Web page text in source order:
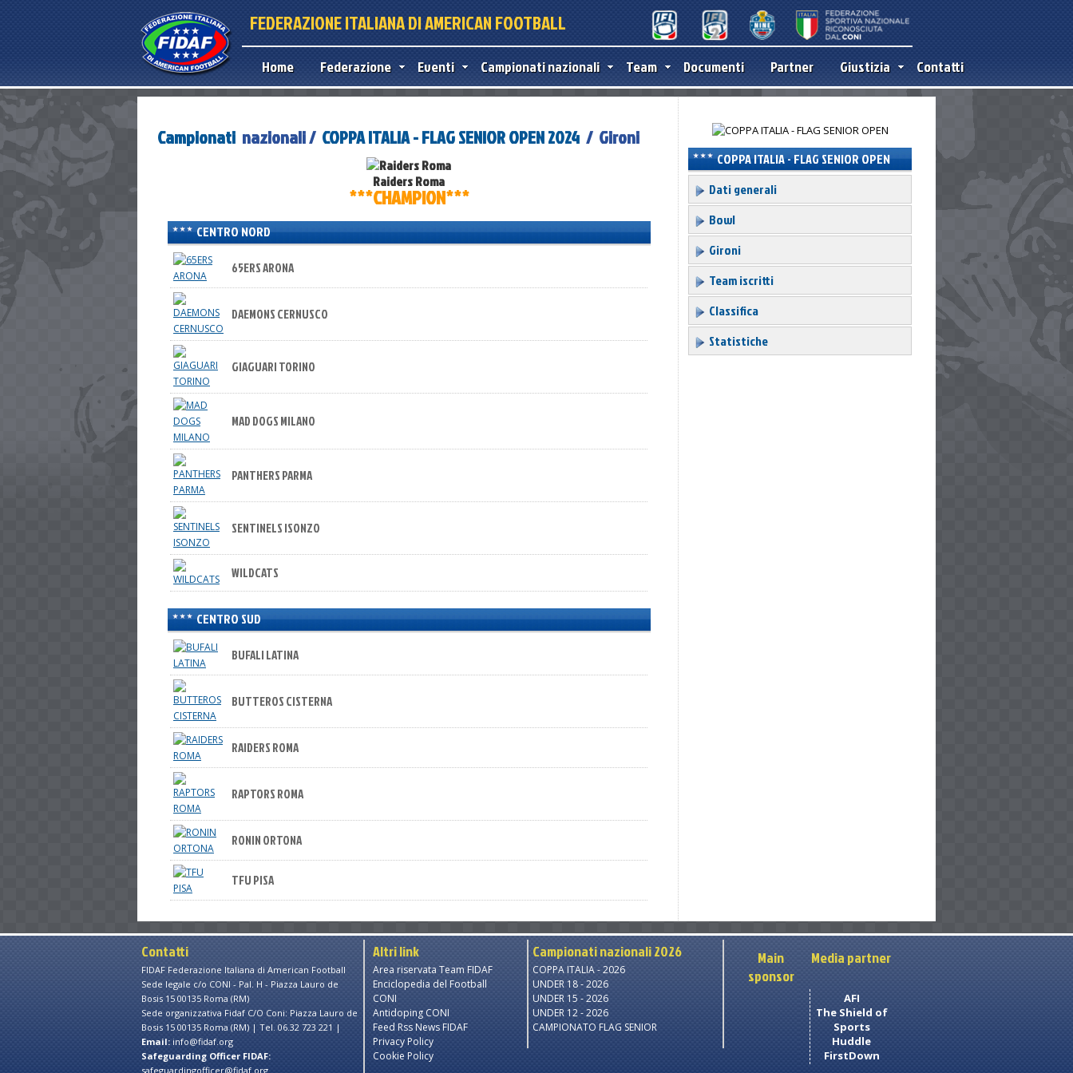
FEDERAZIONE ITALIANA DI AMERICAN FOOTBALL
Home Federazione Eventi Campionati nazionali Team Documenti Partner Giustizia Contatti
Campionati nazionali / COPPA ITALIA - FLAG SENIOR OPEN 2024 / Gironi
Raiders Roma
***CHAMPION***
CENTRO NORD
65ERS ARONA
DAEMONS CERNUSCO
GIAGUARI TORINO
MAD DOGS MILANO
PANTHERS PARMA
SENTINELS ISONZO
WILDCATS
CENTRO SUD
BUFALI LATINA
BUTTEROS CISTERNA
RAIDERS ROMA
RAPTORS ROMA
RONIN ORTONA
TFU PISA
COPPA ITALIA - FLAG SENIOR OPEN
2024
Dati generali
Bowl
Gironi
Team iscritti
Classifica
Statistiche
Contatti
FIDAF Federazione Italiana di American Football
Sede legale c/o CONI - Pal. H - Piazza Lauro de
Bosis 15 00135 Roma (RM)
Sede organizzativa Fidaf C/O Coni: Piazza Lauro de
Bosis 15 00135 Roma (RM) | Tel. 06.32 723 221 |
Email: info@fidaf.org
Safeguarding Officer FIDAF:
safeguardingofficer@fidaf.org
Altri link
Area riservata Team FIDAF
Enciclopedia del Football
CONI
Antidoping CONI
Feed Rss News FIDAF
Privacy Policy
Cookie Policy
Campionati nazionali 2026
COPPA ITALIA - 2026
UNDER 18 - 2026
UNDER 15 - 2026
UNDER 12 - 2026
CAMPIONATO FLAG SENIOR
Main
sponsor
Media partner
AFI
The Shield of
Sports
Huddle
FirstDown